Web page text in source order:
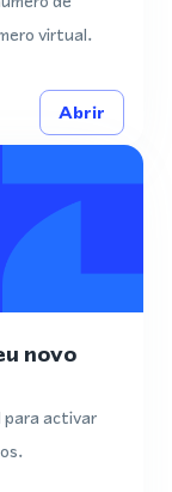
virtual.
Abrir
novo
para activar